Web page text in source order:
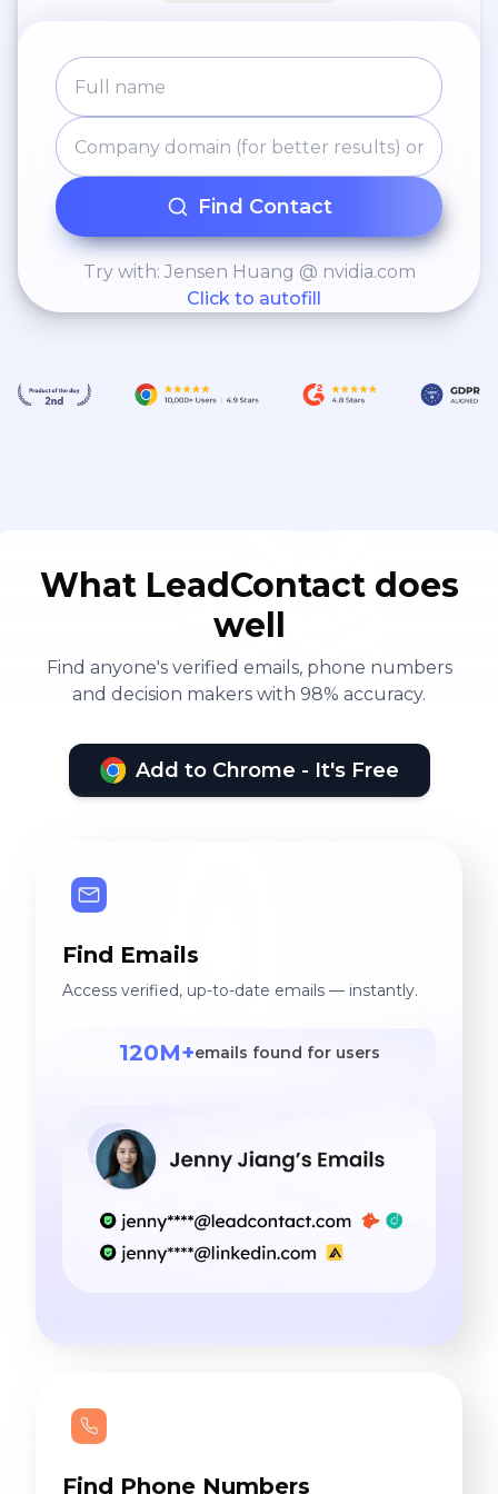
Find Contact
Try with: Jensen Huang @ nvidia.com
Click to autofill
What LeadContact does
well
Find anyone's verified emails, phone numbers
and decision makers with 98% accuracy.
Add to Chrome - It's Free
Find Emails
Access verified, up-to-date emails — instantly.
120M+emails found for users
Find Phone Numbers